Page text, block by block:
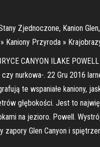
Zjednoczone, Kanion
Przyroda »
CANYON ILAKE
nurkowa-. 22 Gru 2016
te wspaniałe kaniony,
głębokości. Jest to
na jezioro. Powell.
zapory Glen Canyon i